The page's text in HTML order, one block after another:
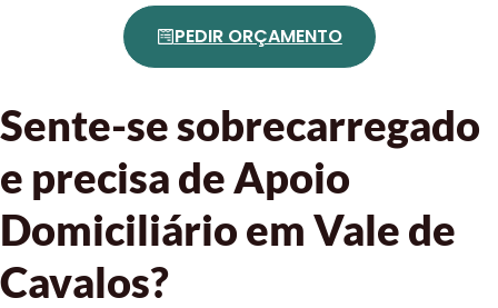
PEDIR ORÇAMENTO
Sente-se sobrecarregado
e precisa de Apoio
Domiciliário em Vale de
Cavalos?